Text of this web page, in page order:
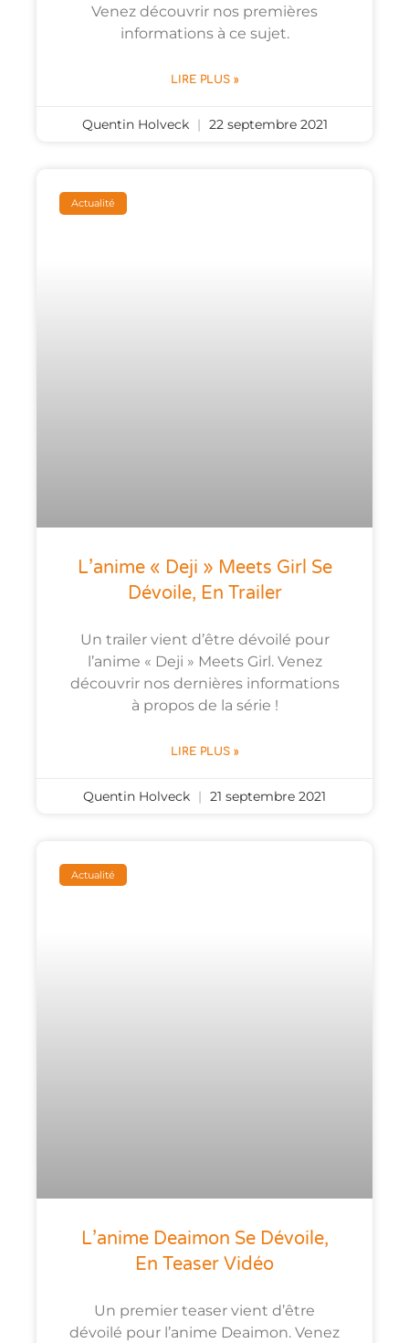
Venez découvrir nos premières
informations à ce sujet.
LIRE PLUS »
Quentin Holveck 22 septembre 2021
Actualité
L’anime « Deji » Meets Girl Se
Dévoile, En Trailer
Un trailer vient d’être dévoilé pour
l’anime « Deji » Meets Girl. Venez
découvrir nos dernières informations
à propos de la série !
LIRE PLUS »
Quentin Holveck 21 septembre 2021
Actualité
L’anime Deaimon Se Dévoile,
En Teaser Vidéo
Un premier teaser vient d’être
dévoilé pour l’anime Deaimon. Venez